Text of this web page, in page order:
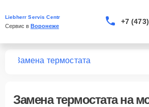
Liebherr Servis Centr
Сервис в Воронеже
+7
Замена термостата
Замена термостатана